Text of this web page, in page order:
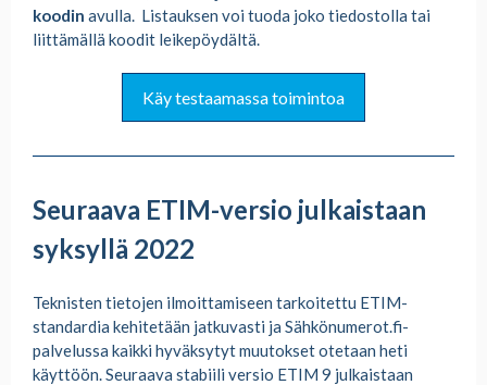
koodin avulla. Listauksen voi tuoda joko tiedostolla tai
liittämällä koodit leikepöydältä.
Käy testaamassa toimintoa
Seuraava ETIM-versio julkaistaan
syksyllä 2022
Teknisten tietojen ilmoittamiseen tarkoitettu ETIM-
standardia kehitetään jatkuvasti ja Sähkönumerot.fi-
palvelussa kaikki hyväksytyt muutokset otetaan heti
käyttöön. Seuraava stabiili versio ETIM 9 julkaistaan